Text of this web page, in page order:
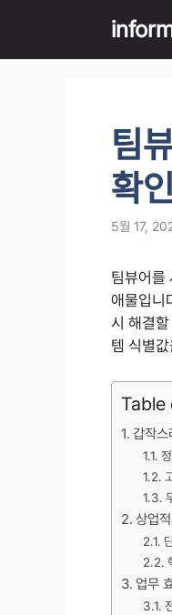
content
팀
확
5월 17,
팀뷰어를
애물입니
시 해결
템 식별
갑작스
상업
업무